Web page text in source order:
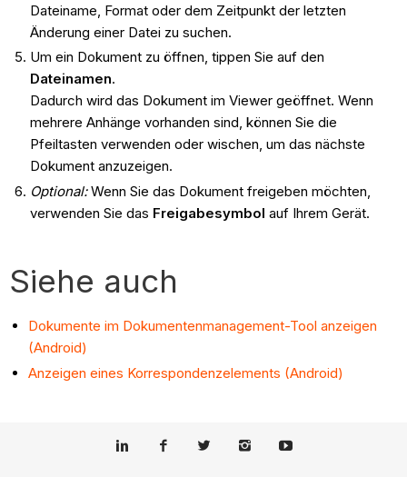
Dateiname, Format oder dem Zeitpunkt der letzten
Änderung einer Datei zu suchen.
Um ein Dokument zu öffnen, tippen Sie auf den
Dateinamen.
Dadurch wird das Dokument im Viewer geöffnet. Wenn
mehrere Anhänge vorhanden sind, können Sie die
Pfeiltasten verwenden oder wischen, um das nächste
Dokument anzuzeigen.
Optional:Wenn Sie das Dokument freigeben möchten,
verwenden Sie das Freigabesymbol auf Ihrem Gerät.
Siehe auch
Dokumente im Dokumentenmanagement-Tool anzeigen
(Android)
Anzeigen eines Korrespondenzelements (Android)